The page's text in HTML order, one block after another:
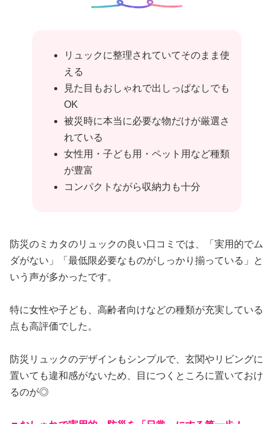
リュックに整理されていてそのまま使
える
見た目もおしゃれで出しっぱなしでも
OK
被災時に本当に必要な物だけが厳選さ
れている
女性用・子ども用・ペット用など種類
が豊富
コンパクトながら収納力も十分
防災のミカタのリュックの良い口コミでは、「実用的でム
ダがない」「最低限必要なものがしっかり揃っている」と
いう声が多かったです。
特に女性や子ども、高齢者向けなどの種類が充実している
点も高評価でした。
防災リュックのデザインもシンプルで、玄関やリビングに
置いても違和感がないため、目につくところに置いておけ
るのが◎